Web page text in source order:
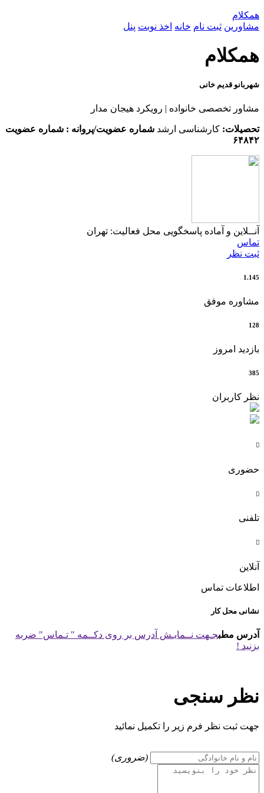
همکلام
مشاورین ثبت نام خانه اخذ نوبت پنل
همکلام
شهربانو قدیم خانی
مشاور تخصصی خانواده | رویکرد هیجان مدار
تحصیلات: کارشناسی ارشد شماره عضویت/پروانه : شماره عضویت
۶۴۸۴۲
آنــلاین و آماده پاسخگویی محل فعالیت: تهران
تماس
ثبت نظر
1.145
مشاوره موفق
128
بازدید امروز
385
نظر کاربران

حضوری

تلفنی

آنلاین
اطلاعات تماس
نشانی محل کار
آدرس مطبجـهت نــمایـش آدرس بر روی دکــمه " تـماس" ضربه
بزنید !
نظر سنجی
جهت ثبت نظر فرم زیر را تکمیل نمائید
(ضروری)